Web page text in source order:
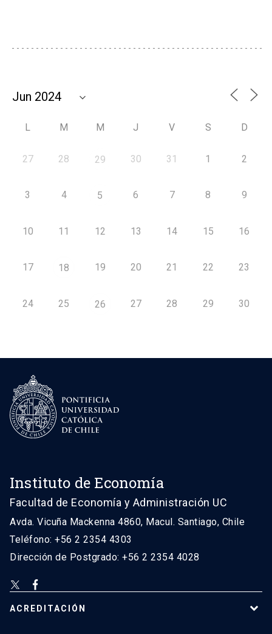
L M M J V S D
27 28 29 30 31 1 2
3 4 5 6 7 8 9
10 11 12 13 14 15 16
17 18 19 20 21 22 23
24 25 26 27 28 29 30
Instituto de Economía
Facultad de Economía y Administración UC
Avda. Vicuña Mackenna 4860, Macul. Santiago, Chile
Teléfono: +56 2 2354 4303
Dirección de Postgrado: +56 2 2354 4028
ACREDITACIÓN